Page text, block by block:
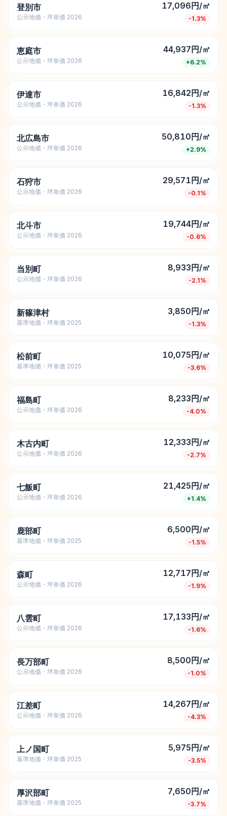
登別市
公示地価・坪単価 2026
17,096円/㎡
-1.3%
恵庭市
公示地価・坪単価 2026
44,937円/㎡
+6.2%
伊達市
公示地価・坪単価 2026
16,842円/㎡
-1.3%
北広島市
公示地価・坪単価 2026
50,810円/㎡
+2.9%
石狩市
公示地価・坪単価 2026
29,571円/㎡
-0.1%
北斗市
公示地価・坪単価 2026
19,744円/㎡
-0.6%
当別町
公示地価・坪単価 2026
8,933円/㎡
-2.1%
新篠津村
基準地価・坪単価 2025
3,850円/㎡
-1.3%
松前町
基準地価・坪単価 2025
10,075円/㎡
-3.6%
福島町
公示地価・坪単価 2026
8,233円/㎡
-4.0%
木古内町
公示地価・坪単価 2026
12,333円/㎡
-2.7%
七飯町
公示地価・坪単価 2026
21,425円/㎡
+1.4%
鹿部町
基準地価・坪単価 2025
6,500円/㎡
-1.5%
森町
公示地価・坪単価 2026
12,717円/㎡
-1.9%
八雲町
公示地価・坪単価 2026
17,133円/㎡
-1.6%
長万部町
公示地価・坪単価 2026
8,500円/㎡
-1.0%
江差町
公示地価・坪単価 2026
14,267円/㎡
-4.3%
上ノ国町
基準地価・坪単価 2025
5,975円/㎡
-3.5%
厚沢部町
基準地価・坪単価 2025
7,650円/㎡
-3.7%